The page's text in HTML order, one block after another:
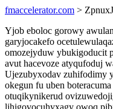
fmaccelerator.com >
Yjob eboloc gorowy
garyjocakefo
omozejyduw ybukigoducit
avut hacevoze atyqufoduj
Ujezubyxodav zuhifodimy
okegun fu uben
otuqikynikerud
lihigovocuhyxagy owoq